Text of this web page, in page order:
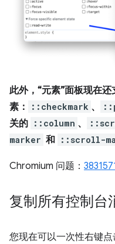
此外，“元素”面板现在
素：
::checkmark 、
关的 ::column 、
marker 和 ::scroll-
Chromium 问题：
复制所有控制台
您现在可以一次性右键点